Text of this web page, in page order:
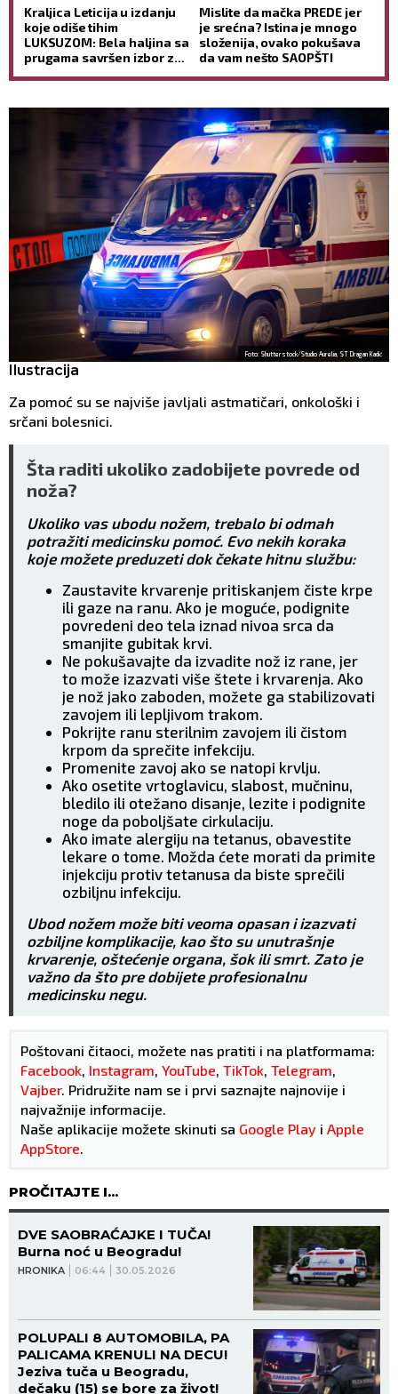
Kraljica Leticija u izdanju
koje odiše tihim
LUKSUZOM: Bela haljina sa
prugama savršen izbor za
Mislite da mačka PREDE jer
je srećna? Istina je mnogo
složenija, ovako pokušava
da vam nešto SAOPŠTI
Foto: Shutterstock/Studio Aurelia, ST Dragan Kadić
Ilustracija
Za pomoć su se najviše javljali astmatičari, onkološki i
srčani bolesnici.
Šta raditi ukoliko zadobijete povrede od
noža?
Ukoliko vas ubodu nožem, trebalo bi odmah
potražiti medicinsku pomoć. Evo nekih koraka
koje možete preduzeti dok čekate hitnu službu:
Zaustavite krvarenje pritiskanjem čiste krpe
ili gaze na ranu. Ako je moguće, podignite
povredeni deo tela iznad nivoa srca da
smanjite gubitak krvi.
Ne pokušavajte da izvadite nož iz rane, jer
to može izazvati više štete i krvarenja. Ako
je nož jako zaboden, možete ga stabilizovati
zavojem ili lepljivom trakom.
Pokrijte ranu sterilnim zavojem ili čistom
krpom da sprečite infekciju.
Promenite zavoj ako se natopi krvlju.
Ako osetite vrtoglavicu, slabost, mučninu,
bledilo ili otežano disanje, lezite i podignite
noge da poboljšate cirkulaciju.
Ako imate alergiju na tetanus, obavestite
lekare o tome. Možda ćete morati da primite
injekciju protiv tetanusa da biste sprečili
ozbiljnu infekciju.
Ubod nožem može biti veoma opasan i izazvati
ozbiljne komplikacije, kao što su unutrašnje
krvarenje, oštećenje organa, šok ili smrt. Zato je
važno da što pre dobijete profesionalnu
medicinsku negu.
Poštovani čitaoci, možete nas pratiti i na platformama:
Facebook Instagram YouTube TikTok Telegram
Vajber. Pridružite nam se i prvi saznajte najnovije i
najvažnije informacije.
Naše aplikacije možete skinuti sa Google Play i Apple
AppStore
PROČITAJTE I...
HRONIKA 06:44 30.05.2026
DVE SAOBRAĆAJKE I TUČA!
Burna noć u Beogradu!
POLUPALI 8 AUTOMOBILA, PA
PALICAMA KRENULI NA DECU!
Jeziva tuča u Beogradu,
dečaku (15) se bore za život!